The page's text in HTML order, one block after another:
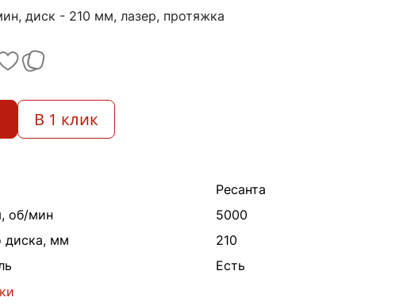
диск - 210 мм, лазер, протяжка
В 1 клик
Ресанта
об/мин
5000
диска, мм
210
Есть